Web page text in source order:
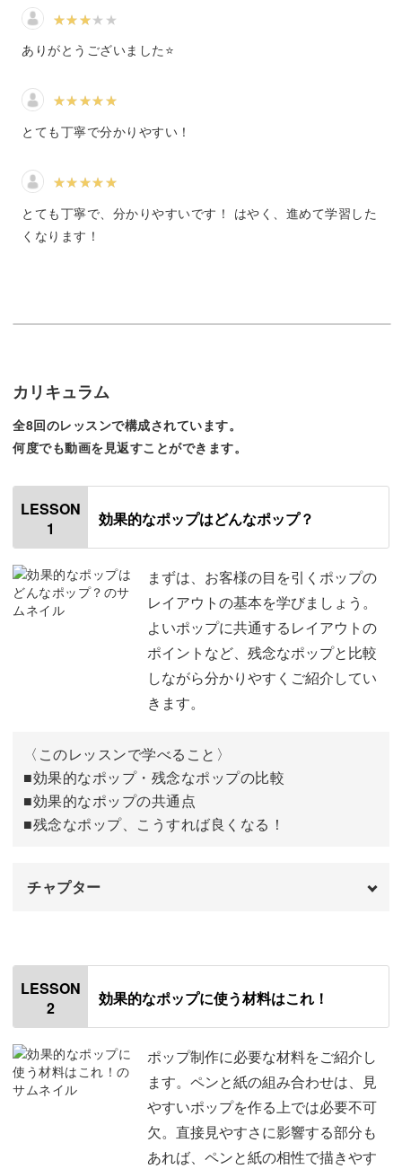
になってみませんか♪
手書きポップだからこその魅力！
手書きポップの魅力は何といっても、思い立ったときに制
作ができること！
サッと制作に取り掛かって、完成したらすぐに店頭に飾れ
そんな手軽さが魅力です。
もう一つの魅力は、業者に依頼しなくても魅力的なポップ
商品の些細なアピールポイントも、手書きポップなら強調
して伝えることができます。
細かいニュアンスや推したいアピールポイントなどが伝え
売れるPOPにはコツがある♪
「美しいPOPを作れば商品が売れる」それは大きな間違い
です！
POP制作では、商品情報をただキレイに書き連ねても意味
ありがとうございました⭐️
とても丁寧で分かりやすい！
とても丁寧で、分かりやすいです！ はやく、進めて学習した
くなります！
カリキュラム
全8回のレッスンで構成されています。
何度でも動画を見返すことができます。
LESSON
1
効果的なポップはどんなポップ？
まずは、お客様の目を引くポップの
レイアウトの基本を学びましょう。
よいポップに共通するレイアウトの
ポイントなど、残念なポップと比較
しながら分かりやすくご紹介してい
きます。
〈このレッスンで学べること〉
■効果的なポップ・残念なポップの比較
■効果的なポップの共通点
■残念なポップ、こうすれば良くなる！
チャプター
はじめに
良いポップの例
文字の大きさについて 02:30
文字のそろえ方 04:30
文字の間隔について 06:52
LESSON
2
効果的なポップに使う材料はこれ！
ポップ制作に必要な材料をご紹介し
ます。ペンと紙の組み合わせは、見
やすいポップを作る上では必要不可
欠。直接見やすさに影響する部分も
あれば、ペンと紙の相性で描きやす